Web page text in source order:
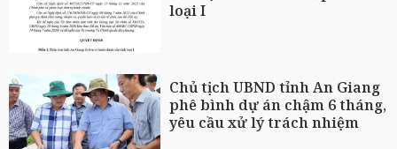
loại I
Chủ tịch UBND tỉnh An Giang
phê bình dự án chậm 6 tháng,
yêu cầu xử lý trách nhiệm